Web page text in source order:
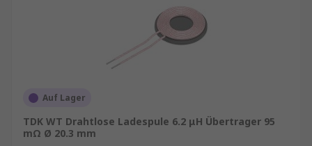
Auf Lager
TDK WT Drahtlose Ladespule 6.2 μH Übertrager 95
mΩ Ø 20.3 mm